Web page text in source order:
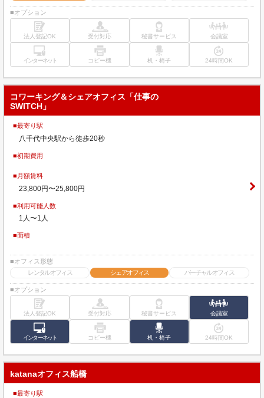
■オプション
法人登記OK 受付対応 秘書サービス 会議室
インターネット コピー機 机・椅子 24時間OK
コワーキング＆シェアオフィス「仕事の
SWITCH」
■最寄り駅
八千代中央駅から徒歩20秒
■初期費用
■月額賃料
23,800円〜25,800円
■利用可能人数
1人〜1人
■面積
■オフィス形態
レンタルオフィス
シェアオフィス バーチャルオフィス
■オプション
法人登記OK 受付対応 秘書サービス 会議室
インターネット コピー機 机・椅子 24時間OK
katanaオフィス船橋
■最寄り駅